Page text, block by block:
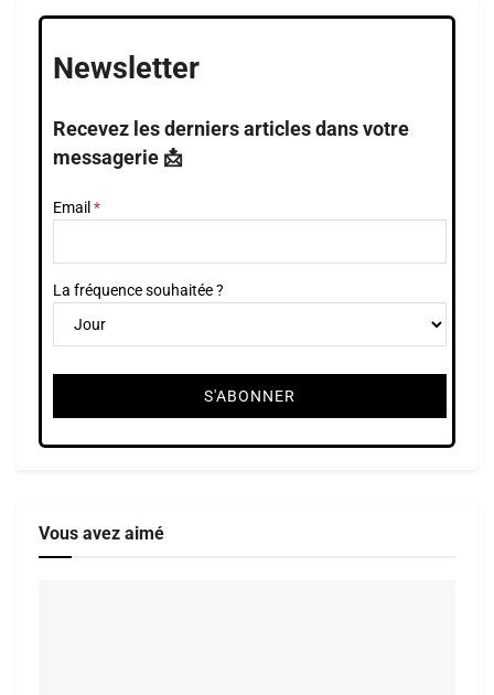
Newsletter
Recevez les derniers articles dans votre
messagerie 📩
Email
La fréquence souhaitée ?
Vous avez aimé